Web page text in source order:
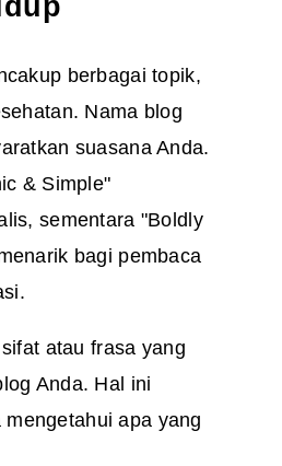
berbagai topik,
Nama blog
suasana Anda.
& Simple"
sementara "Boldly
bagi pembaca
atau frasa yang
Anda. Hal ini
apa yang